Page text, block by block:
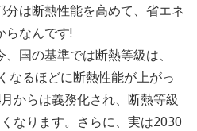
は断熱性能を高めて、省エネ
らなんです!
国の基準では断熱等級は、
なるほどに断熱性能が上がっ
からは義務化され、断熱等級
なります。さらに、実は2030